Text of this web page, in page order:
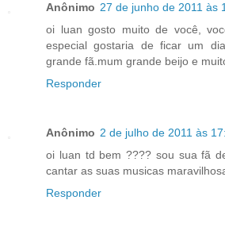
Anônimo 27 de junho de 2011 às
oi luan gosto muito de você,
especial gostaria de ficar um
grande fã.mum grande beijo e
Responder
Anônimo 2 de julho de 2011 às
oi luan td bem ???? sou sua fã
cantar as suas musicas
Responder